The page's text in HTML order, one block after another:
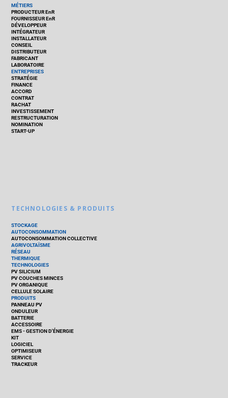
MÉTIERS
PRODUCTEUR EnR
FOURNISSEUR EnR
DÉVELOPPEUR
INTÉGRATEUR
INSTALLATEUR
CONSEIL
DISTRIBUTEUR
FABRICANT
LABORATOIRE
ENTREPRISES
STRATÉGIE
FINANCE
ACCORD
CONTRAT
RACHAT
INVESTISSEMENT
RESTRUCTURATION
NOMINATION
START-UP
TECHNOLOGIES & PRODUITS
STOCKAGE
AUTOCONSOMMATION
AUTOCONSOMMATION COLLECTIVE
AGRIVOLTAÏSME
RÉSEAU
THERMIQUE
TECHNOLOGIES
PV SILICIUM
PV COUCHES MINCES
PV ORGANIQUE
CELLULE SOLAIRE
PRODUITS
PANNEAU PV
ONDULEUR
BATTERIE
ACCESSOIRE
EMS - GESTION D'ÉNERGIE
KIT
LOGICIEL
OPTIMISEUR
SERVICE
TRACKEUR